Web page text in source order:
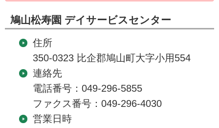
鳩山松寿園 デイサービスセンター
住所
350-0323 比企郡鳩山町大字小用554
連絡先
電話番号：049-296-5855
ファクス番号：049-296-4030
営業日時